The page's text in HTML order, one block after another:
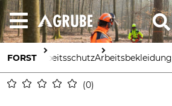
FORST ArbeitsschutzArbeitsbekleidung
0